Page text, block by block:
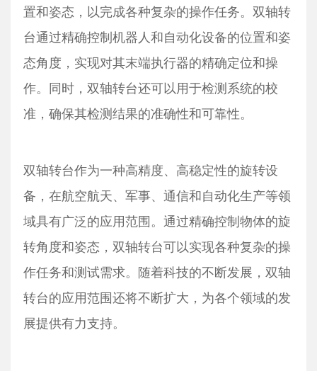
置和姿态，以完成各种复杂的操作任务。双轴转
台通过精确控制机器人和自动化设备的位置和姿
态角度，实现对其末端执行器的精确定位和操
作。同时，双轴转台还可以用于检测系统的校
准，确保其检测结果的准确性和可靠性。
双轴转台作为一种高精度、高稳定性的旋转设
备，在航空航天、军事、通信和自动化生产等领
域具有广泛的应用范围。通过精确控制物体的旋
转角度和姿态，双轴转台可以实现各种复杂的操
作任务和测试需求。随着科技的不断发展，双轴
转台的应用范围还将不断扩大，为各个领域的发
展提供有力支持。